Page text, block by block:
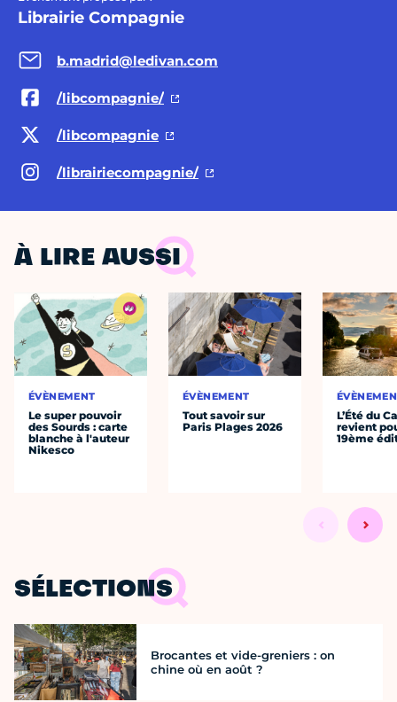
Librairie Compagnie
b.madrid@ledivan.com
/libcompagnie/
/libcompagnie
/librairiecompagnie/
À LIRE AUSSI
ÉVÈNEMENT
Le super pouvoir
des Sourds : carte
blanche à l'auteur
Nikesco
ÉVÈNEMENT
Tout savoir sur
Paris Plages 2026
L’Été du
revient
19ème
SÉLECTIONS
Brocantes et vide-greniers : on
chine où en août ?